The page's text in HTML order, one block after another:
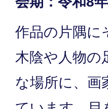
作品の片隅に
木陰や人物の
な場所に、画